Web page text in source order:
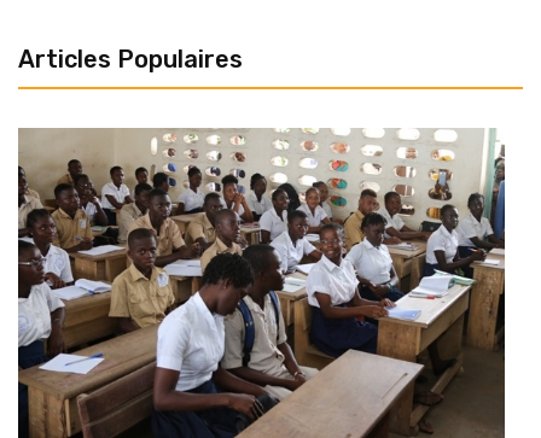
Articles Populaires